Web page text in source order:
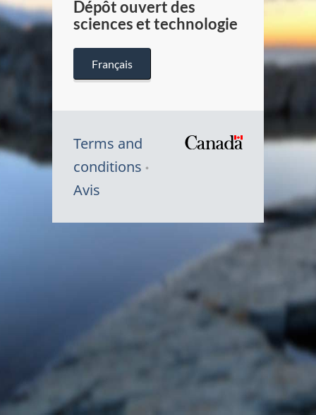
Dépôt ouvert des
sciences et technologie
Français
Terms and
conditions
Avis
du